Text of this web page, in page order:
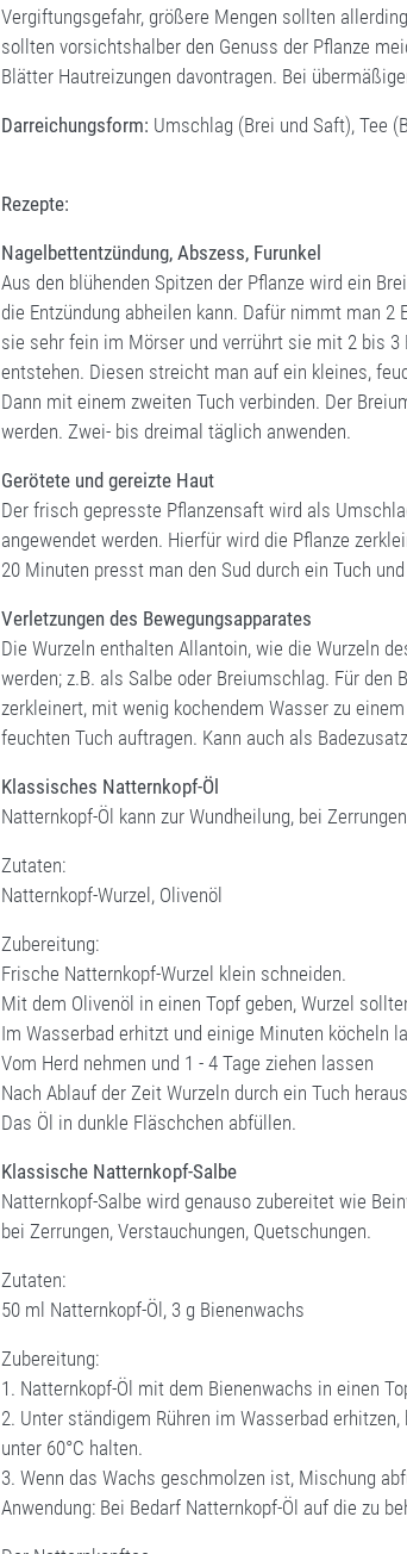
Vergiftungsgefahr, größere Mengen sollten
sollten vorsichtshalber den Genuss der Pflanze
Blätter Hautreizungen davontragen. Bei
Darreichungsform: Umschlag (Brei und Saft), Tee
Rezepte:
Nagelbettentzündung, Abszess, Furunkel
Aus den blühenden Spitzen der Pflanze wird ein
die Entzündung abheilen kann. Dafür nimmt man
sie sehr fein im Mörser und verrührt sie mit 2 bis
entstehen. Diesen streicht man auf ein kleines,
Dann mit einem zweiten Tuch verbinden. Der
werden. Zwei- bis dreimal täglich anwenden.
Gerötete und gereizte Haut
Der frisch gepresste Pflanzensaft wird als
angewendet werden. Hierfür wird die Pflanze
20 Minuten presst man den Sud durch ein Tuch
Verletzungen des Bewegungsapparates
Die Wurzeln enthalten Allantoin, wie die Wurzeln
werden; z.B. als Salbe oder Breiumschlag. Für
zerkleinert, mit wenig kochendem Wasser zu
feuchten Tuch auftragen. Kann auch als
Klassisches Natternkopf-Öl
Natternkopf-Öl kann zur Wundheilung, bei
Zutaten:
Natternkopf-Wurzel, Olivenöl
Zubereitung:
Frische Natternkopf-Wurzel klein schneiden.
Mit dem Olivenöl in einen Topf geben, Wurzel
Im Wasserbad erhitzt und einige Minuten köcheln
Vom Herd nehmen und 1 - 4 Tage ziehen lassen
Nach Ablauf der Zeit Wurzeln durch ein Tuch
Das Öl in dunkle Fläschchen abfüllen.
Klassische Natternkopf-Salbe
Natternkopf-Salbe wird genauso zubereitet wie
bei Zerrungen, Verstauchungen, Quetschungen.
Zutaten:
50 ml Natternkopf-Öl, 3 g Bienenwachs
Zubereitung:
1. Natternkopf-Öl mit dem Bienenwachs in einen
2. Unter ständigem Rühren im Wasserbad
unter 60°C halten.
3. Wenn das Wachs geschmolzen ist, Mischung
Anwendung: Bei Bedarf Natternkopf-Öl auf die zu